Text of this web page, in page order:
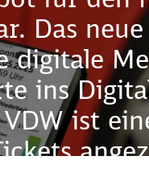
Das
digitale
ins
ist